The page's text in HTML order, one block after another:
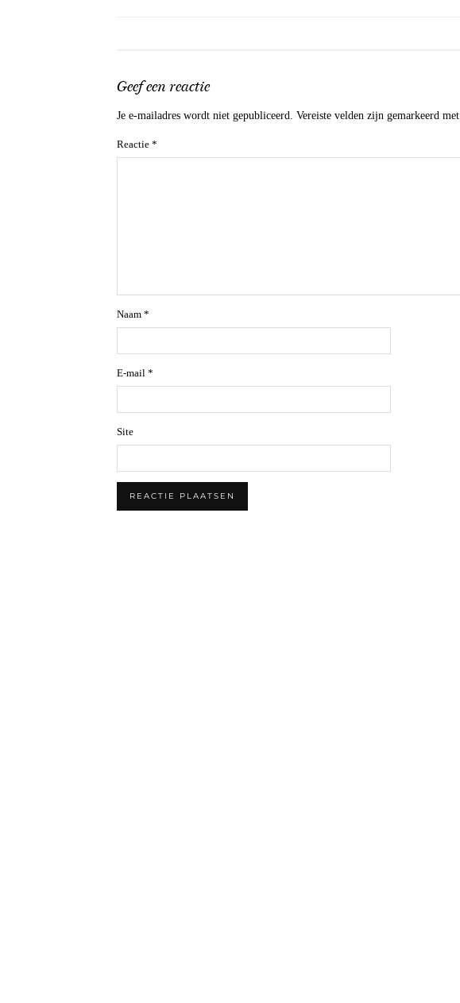
Geef een reactie
Je e-mailadres wordt niet gepubliceerd. Vereiste velden zijn gemarkeerd met
Reactie *
Naam *
E-mail *
Site